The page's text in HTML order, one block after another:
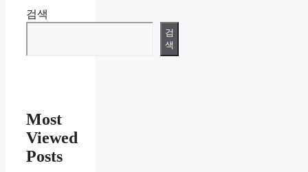
검색
검
색
Most
Viewed
Posts